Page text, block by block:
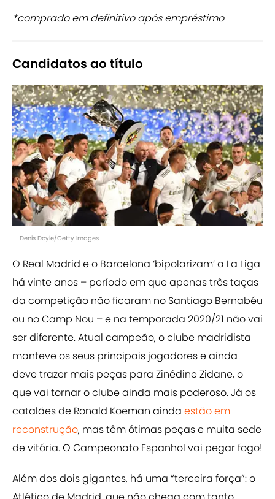
*comprado em definitivo após empréstimo
Candidatos ao título
Denis Doyle/Getty Images
O Real Madrid e o Barcelona ‘bipolarizam’ a La Liga
há vinte anos – período em que apenas três taças
da competição não ficaram no Santiago Bernabéu
ou no Camp Nou – e na temporada 2020/21 não vai
ser diferente. Atual campeão, o clube madridista
manteve os seus principais jogadores e ainda
deve trazer mais peças para Zinédine Zidane, o
que vai tornar o clube ainda mais poderoso. Já os
catalães de Ronald Koeman ainda estão em
reconstrução, mas têm ótimas peças e muita sede
de vitória. O Campeonato Espanhol vai pegar fogo!
Além dos dois gigantes, há uma “terceira força”: o